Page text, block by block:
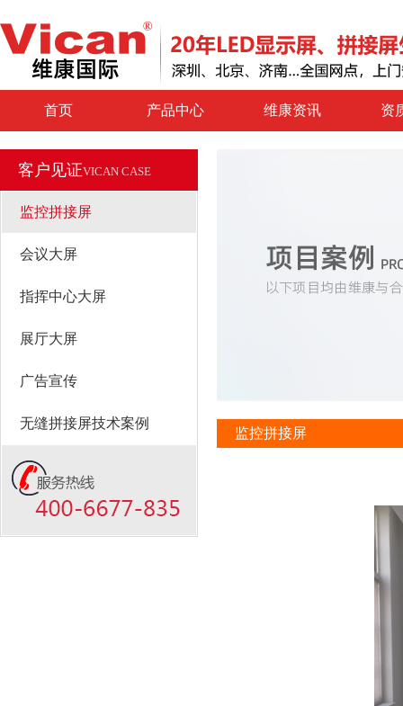
首页 产品中心 维康资讯 资
客户见证VICAN CASE
监控拼接屏
会议大屏
指挥中心大屏
展厅大屏
广告宣传
无缝拼接屏技术案例
监控拼接屏